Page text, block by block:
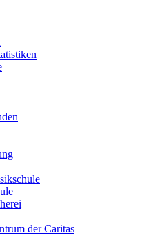
der Caritas